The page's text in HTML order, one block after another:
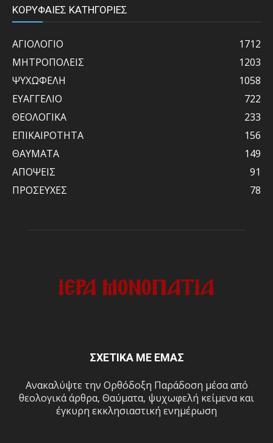
ΚΟΡΥΦΑΙΕΣ ΚΑΤΗΓΟΡΙΕΣ
ΑΓΙΟΛΟΓΙΟ
1712
ΜΗΤΡΟΠΟΛΕΙΣ
1203
ΨΥΧΩΦΕΛΗ
1058
ΕΥΑΓΓΕΛΙΟ
722
ΘΕΟΛΟΓΙΚΑ
233
ΕΠΙΚΑΙΡΟΤΗΤΑ
156
ΘΑΥΜΑΤΑ
149
ΑΠΟΨΕΙΣ
91
ΠΡΟΣΕΥΧΕΣ
78
ΣΧΕΤΙΚΑ ΜΕ ΕΜΑΣ
Ανακαλύψτε την Ορθόδοξη Παράδοση μέσα από
θεολογικά άρθρα, Θαύματα, ψυχωφελή κείμενα και
έγκυρη εκκλησιαστική ενημέρωση